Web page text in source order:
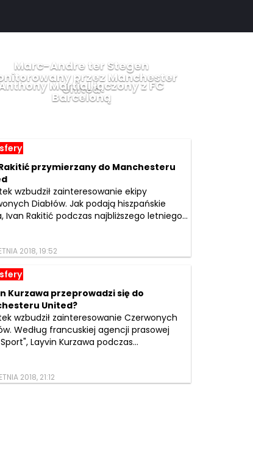
Marc-Andre ter Stegen
przez Manchester
United
Martial łączony z FC
Barceloną
przymierzany do Manchesteru
wzbudził zainteresowanie ekipy
Diabłów. Jak podają hiszpańskie
Ivan Rakitić podczas najbliższego letniego...
2018, 19:52
Kurzawa przeprowadzi się do
United?
wzbudził zainteresowanie Czerwonych
Według francuskiej agencji prasowej
Layvin Kurzawa podczas...
2018, 21:12